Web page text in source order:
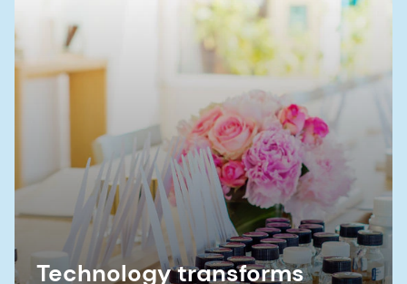
Technology transforms